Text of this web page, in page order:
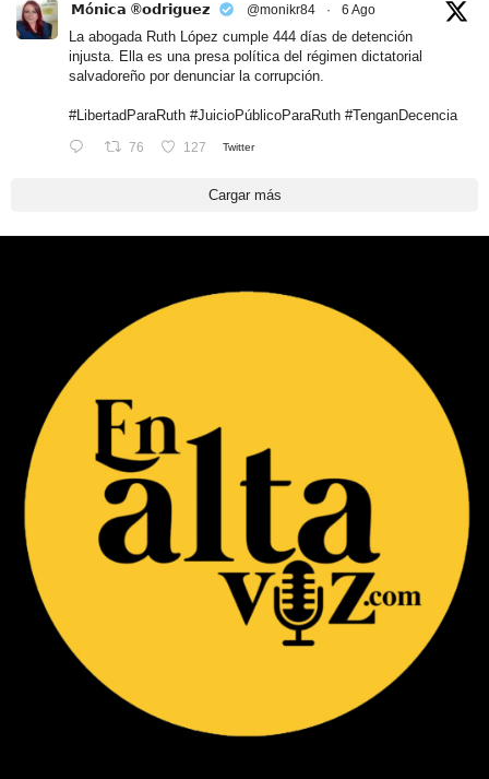
𝗠ó𝗻𝗶𝗰𝗮 ®𝗼𝗱𝗿𝗶𝗴𝘂𝗲𝘇 @monikr84 · 6 Ago
La abogada Ruth López cumple 444 días de detención
injusta. Ella es una presa política del régimen dictatorial
salvadoreño por denunciar la corrupción.
#LibertadParaRuth #JuicioPúblicoParaRuth #TenganDecencia
76 127 Twitter
Cargar más